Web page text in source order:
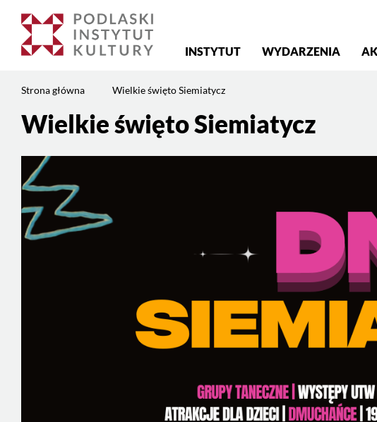
stronie:
Wielkie
Siemiatycz
główne
INSTYTUT WYDARZENIA
Strona główna Wielkie święto Siemiatycz
Treść
stronyWielkie święto Siemiatycz